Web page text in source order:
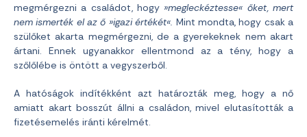
megmérgezni a családot, hogy »megleckéztesse« őket, mert
nem ismerték el az ő »igazi értékét«. Mint mondta, hogy csak a
szülőket akarta megmérgezni, de a gyerekeknek nem akart
ártani. Ennek ugyanakkor ellentmond az a tény, hogy a
szőlőlébe is öntött a vegyszerből.
A hatóságok indítékként azt határozták meg, hogy a nő
amiatt akart bosszút állni a családon, mivel elutasították a
fizetésemelés iránti kérelmét.